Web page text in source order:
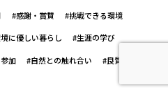
#感謝・賞賛 #挑戦できる環境
に優しい暮らし #生涯の学び
加 #自然との触れ合い #良質な睡眠